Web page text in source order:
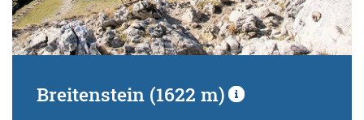
Breitenstein (1622 m)